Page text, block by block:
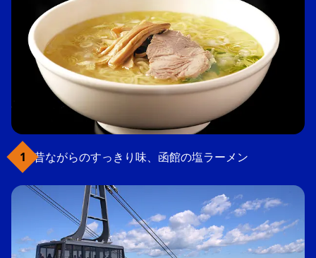
昔ながらのすっきり味、函館の塩ラーメン